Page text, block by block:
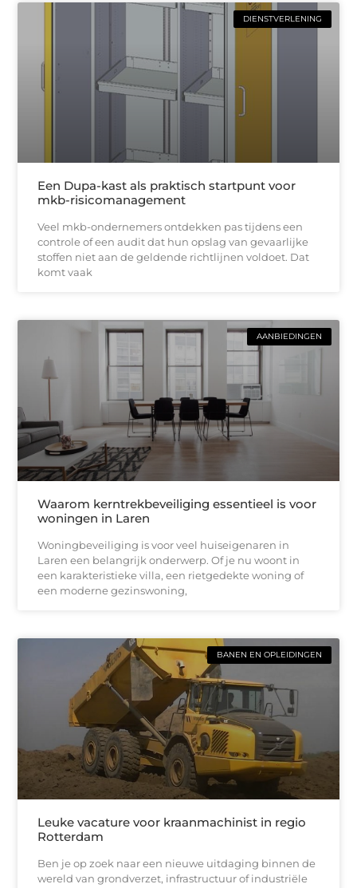
DIENSTVERLENING
Een Dupa-kast als praktisch startpunt voor
mkb-risicomanagement
Veel mkb-ondernemers ontdekken pas tijdens een
controle of een audit dat hun opslag van gevaarlijke
stoffen niet aan de geldende richtlijnen voldoet. Dat
komt vaak
AANBIEDINGEN
Waarom kerntrekbeveiliging essentieel is voor
woningen in Laren
Woningbeveiliging is voor veel huiseigenaren in
Laren een belangrijk onderwerp. Of je nu woont in
een karakteristieke villa, een rietgedekte woning of
een moderne gezinswoning,
BANEN EN OPLEIDINGEN
Leuke vacature voor kraanmachinist in regio
Rotterdam
Ben je op zoek naar een nieuwe uitdaging binnen de
wereld van grondverzet, infrastructuur of industriële